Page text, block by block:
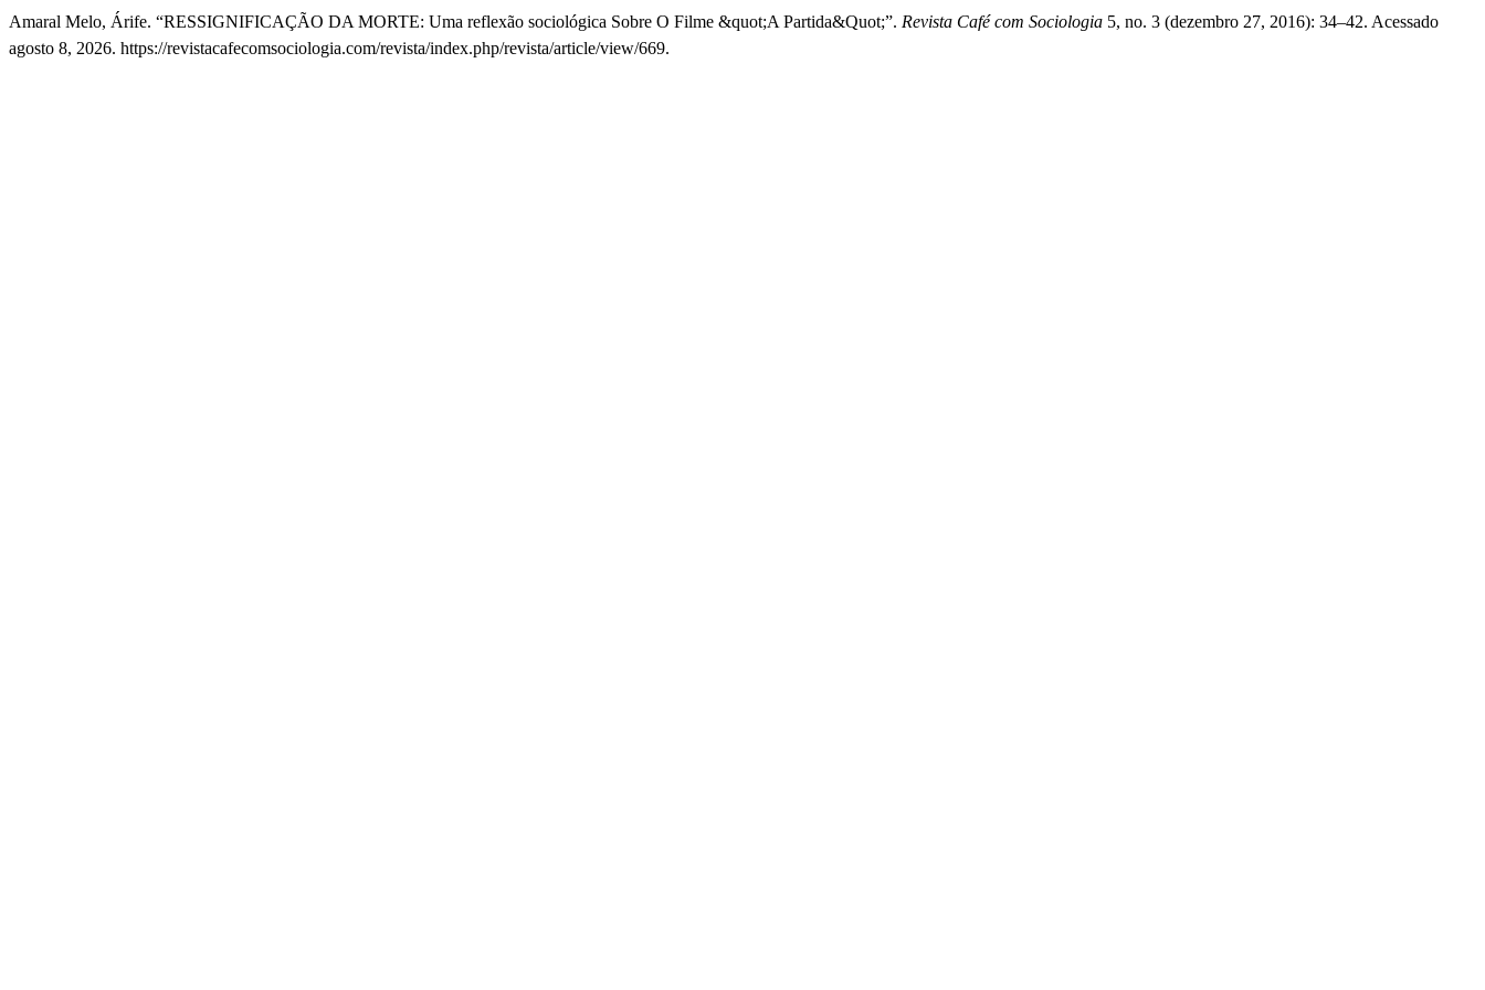
Amaral Melo, Árife. “RESSIGNIFICAÇÃO DA MORTE: Uma reflexão sociológica Sobre O Filme &quot;A Partida&Quot;”. Revista Café com Sociologia 5, no. 3 (dezembro 27, 2016): 34–42. Acessado
agosto 8, 2026. https://revistacafecomsociologia.com/revista/index.php/revista/article/view/669.